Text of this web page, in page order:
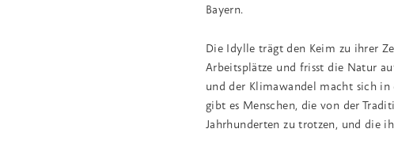
Bayern.
Die Idylle trägt den Keim zu ihrer
Arbeitsplätze und frisst die Natur
und der Klimawandel macht sich in
gibt es Menschen, die von der
Jahrhunderten zu trotzen, und die